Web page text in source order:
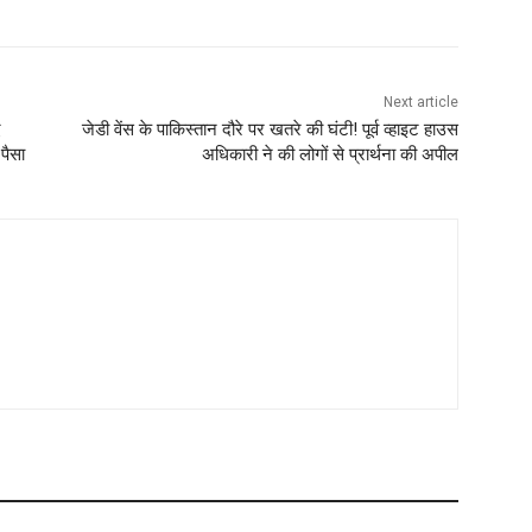
Next article
जेडी वेंस के पाकिस्तान दौरे पर खतरे की घंटी! पूर्व व्हाइट हाउस
अधिकारी ने की लोगों से प्रार्थना की अपील